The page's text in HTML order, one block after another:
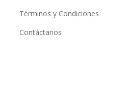
Términos y Condiciones
Contáctanos